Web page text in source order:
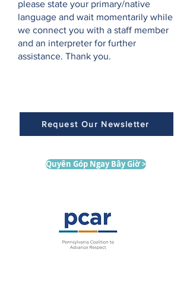
please state your primary/native
language and wait momentarily while
we connect you with a staff member
and an interpreter for further
assistance. Thank you.
Request Our Newsletter
Quyên Góp Ngay Bây Giờ >